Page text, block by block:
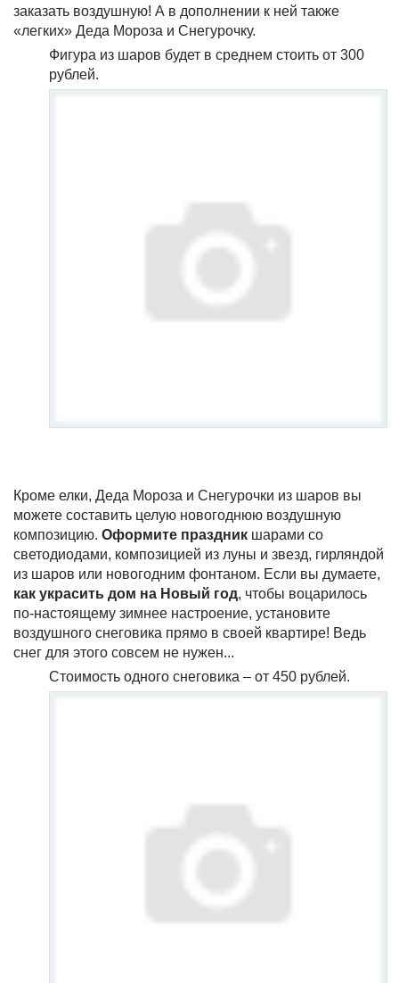
заказать воздушную! А в дополнении к ней также
«легких» Деда Мороза и Снегурочку.
Фигура из шаров будет в среднем стоить от 300
рублей.
Кроме елки, Деда Мороза и Снегурочки из шаров вы
можете составить целую новогоднюю воздушную
композицию. Оформите праздник шарами со
светодиодами, композицией из луны и звезд, гирляндой
из шаров или новогодним фонтаном. Если вы думаете,
как украсить дом на Новый год, чтобы воцарилось
по-настоящему зимнее настроение, установите
воздушного снеговика прямо в своей квартире! Ведь
снег для этого совсем не нужен...
Стоимость одного снеговика – от 450 рублей.